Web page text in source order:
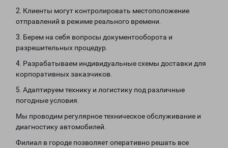
2. Клиенты могут контролировать местоположение
отправлений в режиме реального времени.
3. Берем на себя вопросы документооборота и
разрешительных процедур.
4. Разрабатываем индивидуальные схемы доставки для
корпоративных заказчиков.
5. Адаптируем технику и логистику под различные
погодные условия.
Мы проводим регулярное техническое обслуживание и
диагностику автомобилей.
Филиал в городе позволяет оперативно решать все